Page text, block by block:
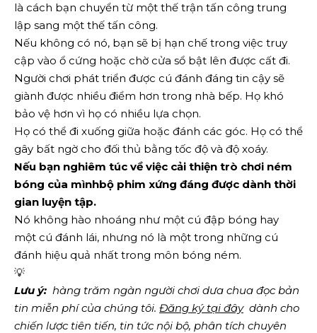
là cách bạn chuyển từ một thế trận tấn công trung
lập sang một thế tấn công.
Nếu không có nó, bạn sẽ bị hạn chế trong việc truy
cập vào ổ cứng hoặc chờ cửa sổ bật lên được cất đi.
Người chơi phát triển được cú đánh đáng tin cậy sẽ
giành được nhiều điểm hơn trong nhà bếp. Họ khó
bảo vệ hơn vì họ có nhiều lựa chọn.
Họ có thể đi xuống giữa hoặc đánh các góc. Họ có thể
gây bất ngờ cho đối thủ bằng tốc độ và độ xoáy.
Nếu bạn nghiêm túc về việc cải thiện trò chơi ném
bóng của mìnhbộ phim xứng đáng được dành thời
gian luyện tập.
Nó không hào nhoáng như một cú đập bóng hay
một cú đánh lái, nhưng nó là một trong những cú
đánh hiệu quả nhất trong môn bóng ném.
💡
Lưu ý:
  hàng trăm ngàn người chơi dưa chua đọc bản
tin miễn phí của chúng tôi. Đăng ký tại đây
  dành cho
chiến lược tiên tiến, tin tức nội bộ, phân tích chuyên